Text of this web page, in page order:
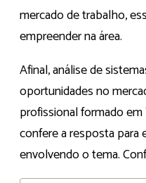
mercado de trabalho,
empreender na área.
Afinal, análise de
oportunidades no
profissional formado
confere a resposta para
envolvendo o tema.